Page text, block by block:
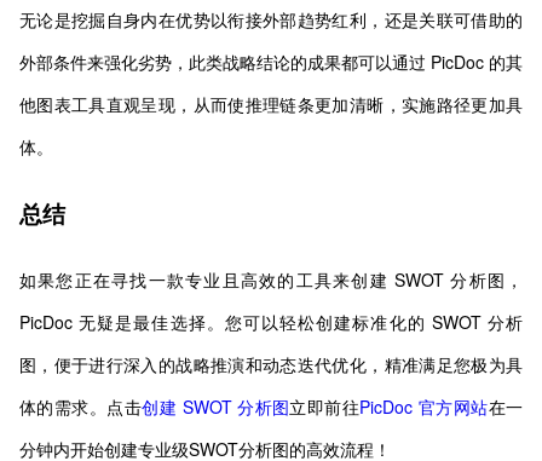
无论是挖掘自身内在优势以衔接外部趋势红利，还是关联可借助的
外部条件来强化劣势，此类战略结论的成果都可以通过 PicDoc 的其
他图表工具直观呈现，从而使推理链条更加清晰，实施路径更加具
体。
总结
如果您正在寻找一款专业且高效的工具来创建 SWOT 分析图，
PicDoc 无疑是最佳选择。您可以轻松创建标准化的 SWOT 分析
图，便于进行深入的战略推演和动态迭代优化，精准满足您极为具
体的需求。点击创建 SWOT 分析图立即前往PicDoc 官方网站在一
分钟内开始创建专业级SWOT分析图的高效流程！